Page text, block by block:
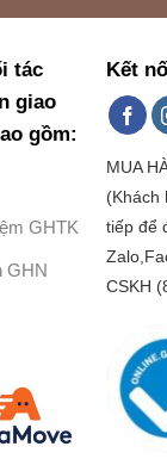
tác
giao
gồm:
GHTK
GHN
Kết
MUA
(Khách
tiếp để
CSKH